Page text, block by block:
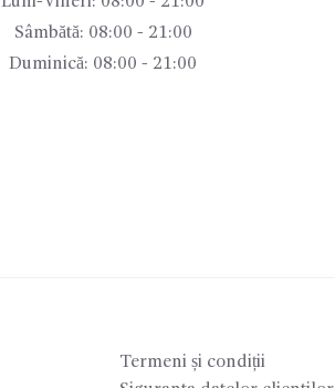
Sâmbătă: 08:00 - 21:00
Duminică: 08:00 - 21:00
Termeni și condiții